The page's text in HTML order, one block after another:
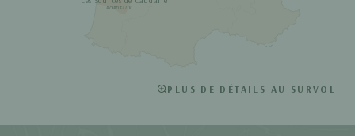
BORDEAUX
PLUS DE DÉTAILS AU SURVOL